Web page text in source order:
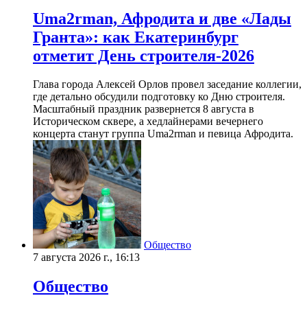
Uma2rman, Афродита и две «Лады
Гранта»: как Екатеринбург
отметит День строителя-2026
Глава города Алексей Орлов провел заседание коллегии,
где детально обсудили подготовку ко Дню строителя.
Масштабный праздник развернется 8 августа в
Историческом сквере, а хедлайнерами вечернего
концерта станут группа Uma2rman и певица Афродита.
Общество
7 августа 2026 г., 16:13
Общество